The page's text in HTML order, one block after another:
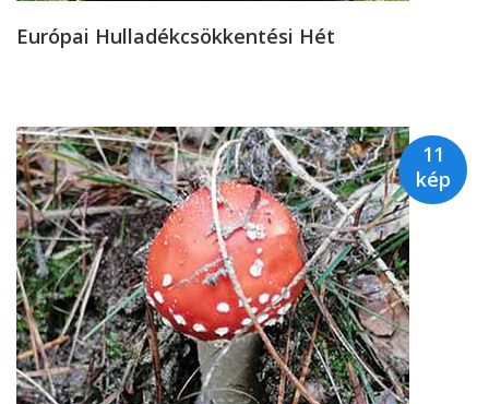
Európai Hulladékcsökkentési Hét
11
kép